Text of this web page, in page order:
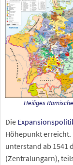
Heiliges
Die
Höhepunkt erreicht.
unterstand ab 1541
(Zentralungarn),